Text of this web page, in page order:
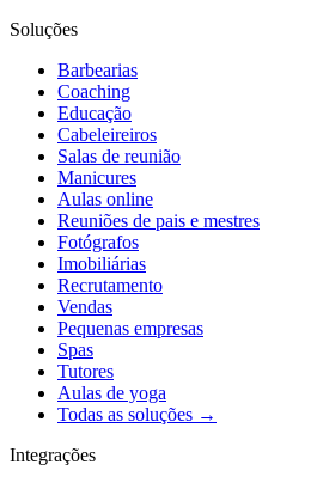
Soluções
Barbearias
Coaching
Educação
Cabeleireiros
Salas de reunião
Manicures
Aulas online
Reuniões de pais e mestres
Fotógrafos
Imobiliárias
Recrutamento
Vendas
Pequenas empresas
Spas
Tutores
Aulas de yoga
Todas as soluções →
Integrações